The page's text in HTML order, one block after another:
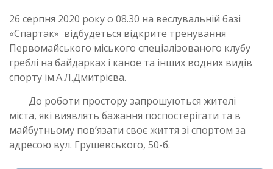
26 серпня 2020 року о 08.30 на веслувальній базі
«Спартак» відбудеться відкрите тренування
Первомайського міського спеціалізованого клубу
греблі на байдарках і каное та інших водних видів
спорту ім.А.Л.Дмитрієва.
До роботи простору запрошуються жителі
міста, які виявлять бажання поспостерігати та в
майбутньому пов’язати своє життя зі спортом за
адресою вул. Грушевського, 50-б.